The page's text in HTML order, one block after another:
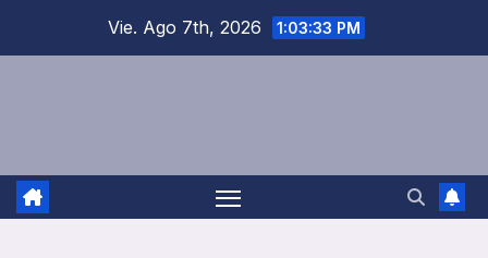
Vie. Ago 7th, 2026 1:03:33 PM